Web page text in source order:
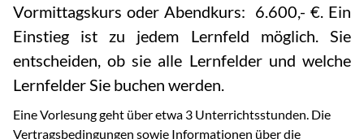
Vormittagskurs oder Abendkurs: 6.600,- €. Ein
Einstieg ist zu jedem Lernfeld möglich. Sie
entscheiden, ob sie alle Lernfelder und welche
Lernfelder Sie buchen werden.
Eine Vorlesung geht über etwa 3 Unterrichtsstunden. Die
Vertragsbedingungen sowie Informationen über die